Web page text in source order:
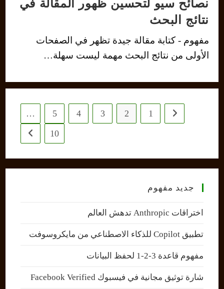
نصائح سيو لتحسين ظهور المقالة في
نتائج البحث
مفهوم - كتابة مقالة جيدة تظهر في الصفحات
الأولى من نتائج البحث مهمة ليست سهلة…
Go to the previous page
1
2
3
4
5
…
10
page
جديد مفهوم
اختراقات Anthropic تدهش العالم
تطبيق Copilot للذكاء الاصطناعي من مايكروسوفت
مفهوم قاعدة 3-2-1 لحفظ البيانات
شارة توثيق مجانية في فيسبوك Facebook Verified